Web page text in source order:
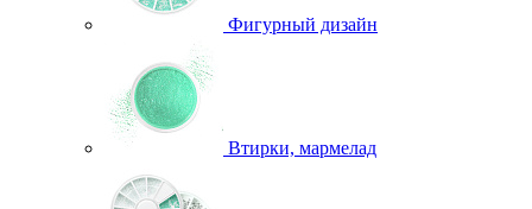
Фигурный дизайн
Втирки, мармелад